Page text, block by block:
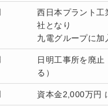
西日本プラント工
社となり
九電グループに加
日明工事所を廃止
る）
資本金2,000万円